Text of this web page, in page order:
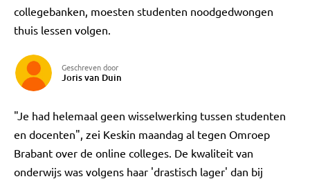
collegebanken, moesten studenten noodgedwongen
thuis lessen volgen.
Geschreven door
Joris van Duin
"Je had helemaal geen wisselwerking tussen studenten
en docenten", zei Keskin maandag al tegen Omroep
Brabant over de online colleges. De kwaliteit van
onderwijs was volgens haar 'drastisch lager' dan bij